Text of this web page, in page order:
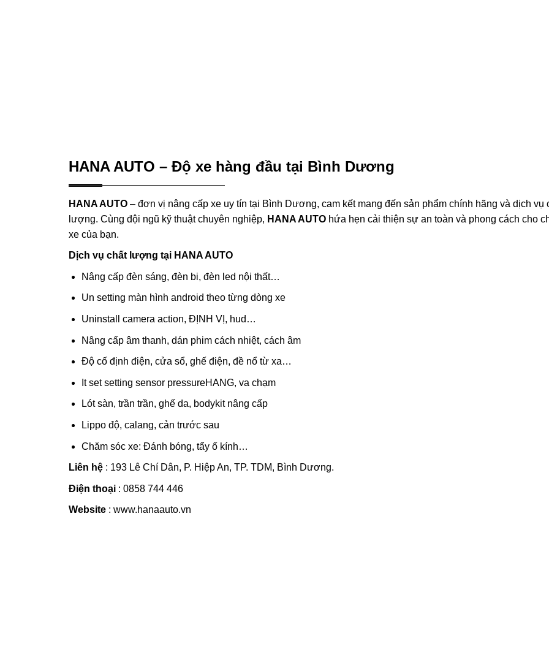
HANA AUTO – Độ xe hàng đầu tại Bình Dương
HANA AUTO – đơn vị nâng cấp xe uy tín tại Bình Dương, cam kết mang đến sản phẩm chính hãng và dịch vụ
lượng. Cùng đội ngũ kỹ thuật chuyên nghiệp, HANA AUTO hứa hẹn cải thiện sự an toàn và phong cách cho
xe của bạn.
Dịch vụ chất lượng tại HANA AUTO
Nâng cấp đèn sáng, đèn bi, đèn led nội thất…
Un setting màn hình android theo từng dòng xe
Uninstall camera action, ĐỊNH VỊ, hud…
Nâng cấp âm thanh, dán phim cách nhiệt, cách âm
Độ cố định điện, cửa sổ, ghế điện, đề nổ từ xa…
It set setting sensor pressureHANG, va chạm
Lót sàn, trần trần, ghế da, bodykit nâng cấp
Lippo độ, calang, cản trước sau
Chăm sóc xe: Đánh bóng, tẩy ố kính…
Liên hệ : 193 Lê Chí Dân, P. Hiệp An, TP. TDM, Bình Dương.
Điện thoại : 0858 744 446
Website : www.hanaauto.vn